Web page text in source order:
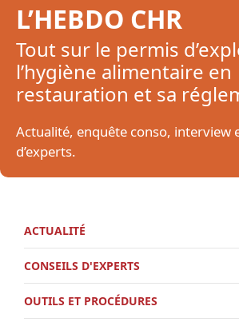
L’HEBDO CHR
Tout sur le permis
l’hygiène alimentaire en
restauration et sa
Actualité, enquête conso, interview
d’experts.
ACTUALITÉ
CONSEILS D'EXPERTS
OUTILS ET PROCÉDURES